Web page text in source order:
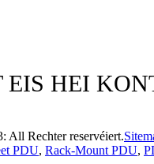
HEI
All Rechter reservéiert.
PDU, Rack-Mount PDU,